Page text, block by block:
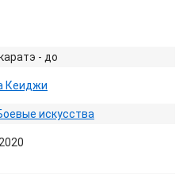
- до
Кеиджи
искусства